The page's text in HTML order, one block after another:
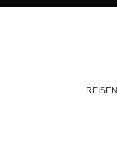
REISEN